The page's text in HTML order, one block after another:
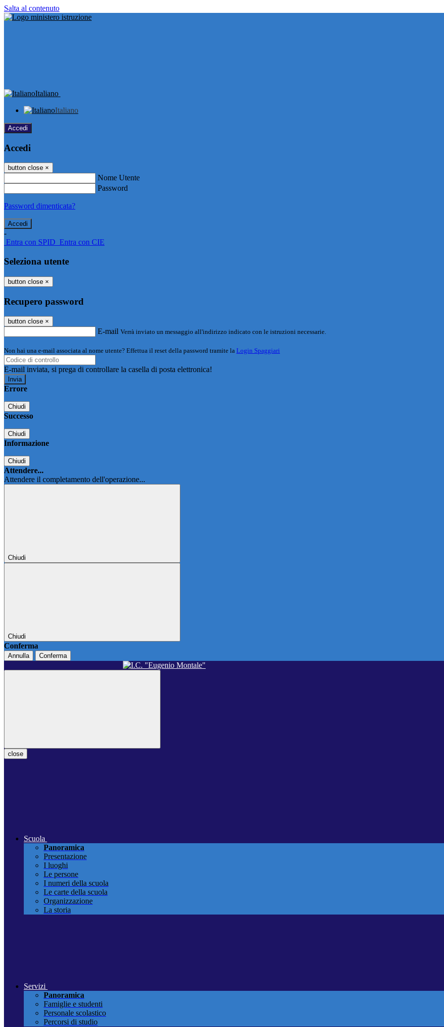
Salta al contenuto
Italiano
Italiano
Accedi
Accedi
button close ×
Nome Utente
Password
Password dimenticata?
-
Entra con SPID Entra con CIE
Seleziona utente
button close ×
Recupero password
button close ×
E-mail Verrà inviato un messaggio all'indirizzo indicato con le istruzioni necessarie.
Non hai una e-mail associata al nome utente? Effettua il reset della password tramite la Login Spaggiari
E-mail inviata, si prega di controllare la casella di posta elettronica!
Errore
Chiudi
Successo
Chiudi
Informazione
Chiudi
Attendere...
Attendere il completamento dell'operazione...
Chiudi
Chiudi
Conferma
Annulla Conferma
close
Scuola
Panoramica
Presentazione
I luoghi
Le persone
I numeri della scuola
Le carte della scuola
Organizzazione
La storia
Servizi
Panoramica
Famiglie e studenti
Personale scolastico
Percorsi di studio